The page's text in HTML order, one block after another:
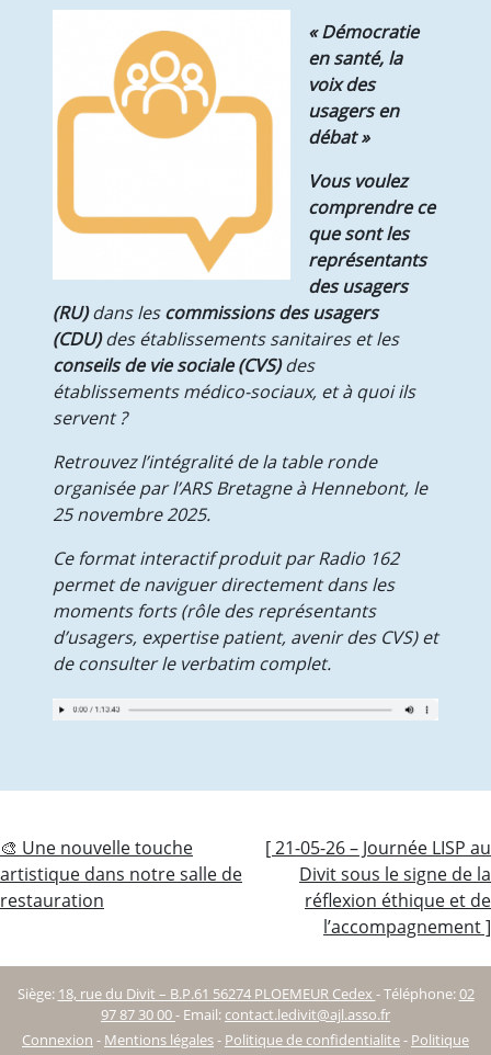
Présentation et programme
Actualité & Presse
Galerie photos
Animations collectives au Divit
Présentation et programme
Actualité & Presse
Actualité & Presse
Recrutement
Nous contacter
Formulaire en ligne
Annuaire
« Démocratie
en santé, la
voix des
usagers en
débat »
Vous voulez
comprendre ce
que sont les
représentants
des usagers
(RU)dans lescommissions des usagers
(CDU)des établissements sanitaires et les
conseils de vie sociale (CVS)des
établissements médico-sociaux, et à quoi ils
servent ?
Retrouvez l’intégralité de la table ronde
organisée par l’ARS Bretagne à Hennebont, le
25 novembre 2025.
Ce format interactif produit par Radio 162
permet de naviguer directement dans les
moments forts (rôle des représentants
d’usagers, expertise patient, avenir des CVS) et
de consulter le verbatim complet.
Navigation
de
🎨 Une nouvelle touche
artistique dans notre salle de
restauration
[ 21-05-26 – Journée LISP au
Divit sous le signe de la
réflexion éthique et de
l’accompagnement ]
Siège: 18, rue du Divit – B.P.61 56274 PLOEMEUR Cedex -Téléphone:02
97 87 30 00- Email: contact.ledivit@ajl.asso.fr
Connexion - Mentions légales- Politique de confidentialite- Politique